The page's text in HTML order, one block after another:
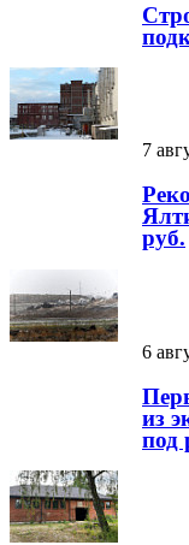
7
руб.
6
из
под